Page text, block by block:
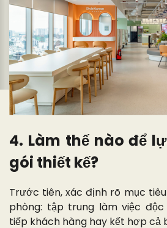
4. Làm thế nào để
gói thiết kế?
Trước tiên, xác định rõ mục
phòng: tập trung làm việc
tiếp khách hàng hay kết hợp cả